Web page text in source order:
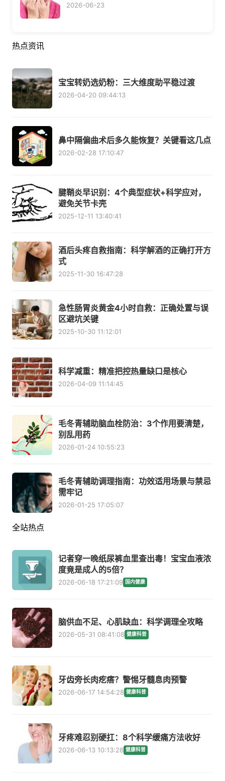
2026-06-23
热点资讯
宝宝转奶选奶粉：三大维度助平稳过渡
2026-04-20 09:44:13
鼻中隔偏曲术后多久能恢复？关键看这几点
2026-02-28 17:10:47
腱鞘炎早识别：4个典型症状+科学应对，
避免关节卡壳
2025-12-11 13:40:41
酒后头疼自救指南：科学解酒的正确打开方
式
2025-11-30 16:47:28
急性肠胃炎黄金4小时自救：正确处置与误
区避坑关键
2025-10-30 11:12:01
科学减重：精准把控热量缺口是核心
2026-04-09 11:14:45
毛冬青辅助脑血栓防治：3个作用要清楚，
别乱用药
2026-01-24 10:55:23
毛冬青辅助调理指南：功效适用场景与禁忌
需牢记
2026-01-25 17:05:07
全站热点
记者穿一晚纸尿裤血里查出毒！宝宝血液浓
度竟是成人的5倍？
2026-06-18 17:21:09 国内健康
脑供血不足、心肌缺血：科学调理全攻略
2026-05-31 08:41:08 健康科普
牙齿旁长肉疙瘩？警惕牙髓息肉预警
2026-06-17 14:54:28 健康科普
牙疼难忍别硬扛：8个科学缓痛方法收好
2026-06-13 10:13:28 健康科普